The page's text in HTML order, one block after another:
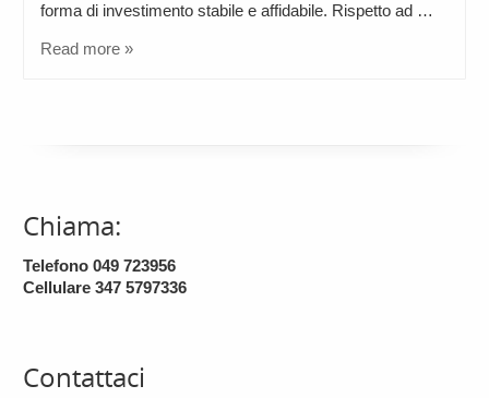
forma di investimento stabile e affidabile. Rispetto ad …
Read more »
Chiama:
Telefono 049 723956
Cellulare 347 5797336
Contattaci